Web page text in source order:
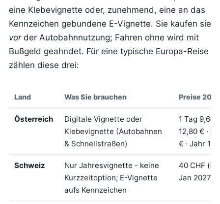
eine Klebevignette oder, zunehmend, eine an das
Kennzeichen gebundene E-Vignette. Sie kaufen sie
vorder Autobahnnutzung; Fahren ohne wird mit
Bußgeld geahndet. Für eine typische Europa-Reise
zählen diese drei:
Land Was Sie brauchen Preise
Österreich
Digitale Vignette oder
Klebevignette (Autobahnen
& Schnellstraßen)
1 Tag 9,60
12,80 € · 2
€ · Jahr
Schweiz
Nur Jahresvignette - keine
Kurzzeitoption; E-Vignette
aufs Kennzeichen
40 CHF
Jan 2027)